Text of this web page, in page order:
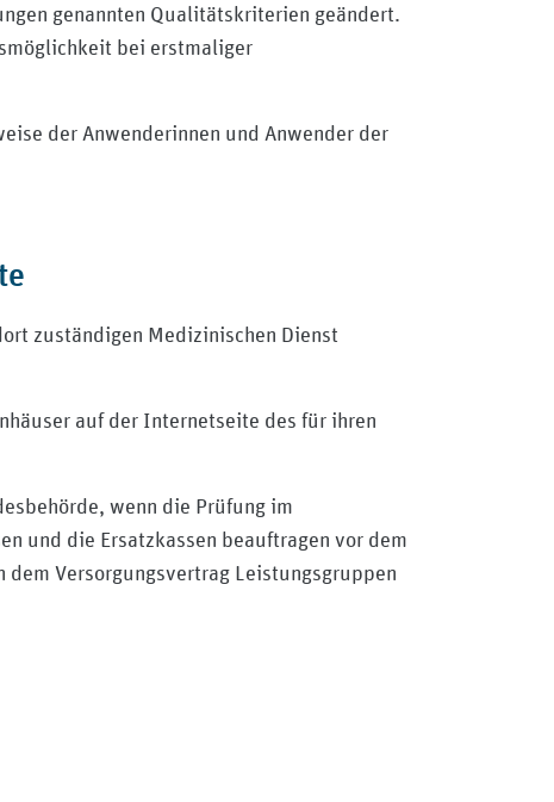
genannten Qualitätskriterien geändert.
bei erstmaliger
der Anwenderinnen und Anwender der
zuständigen Medizinischen Dienst
auf der Internetseite des für ihren
wenn die Prüfung im
und die Ersatzkassen beauftragen vor dem
Versorgungsvertrag Leistungsgruppen